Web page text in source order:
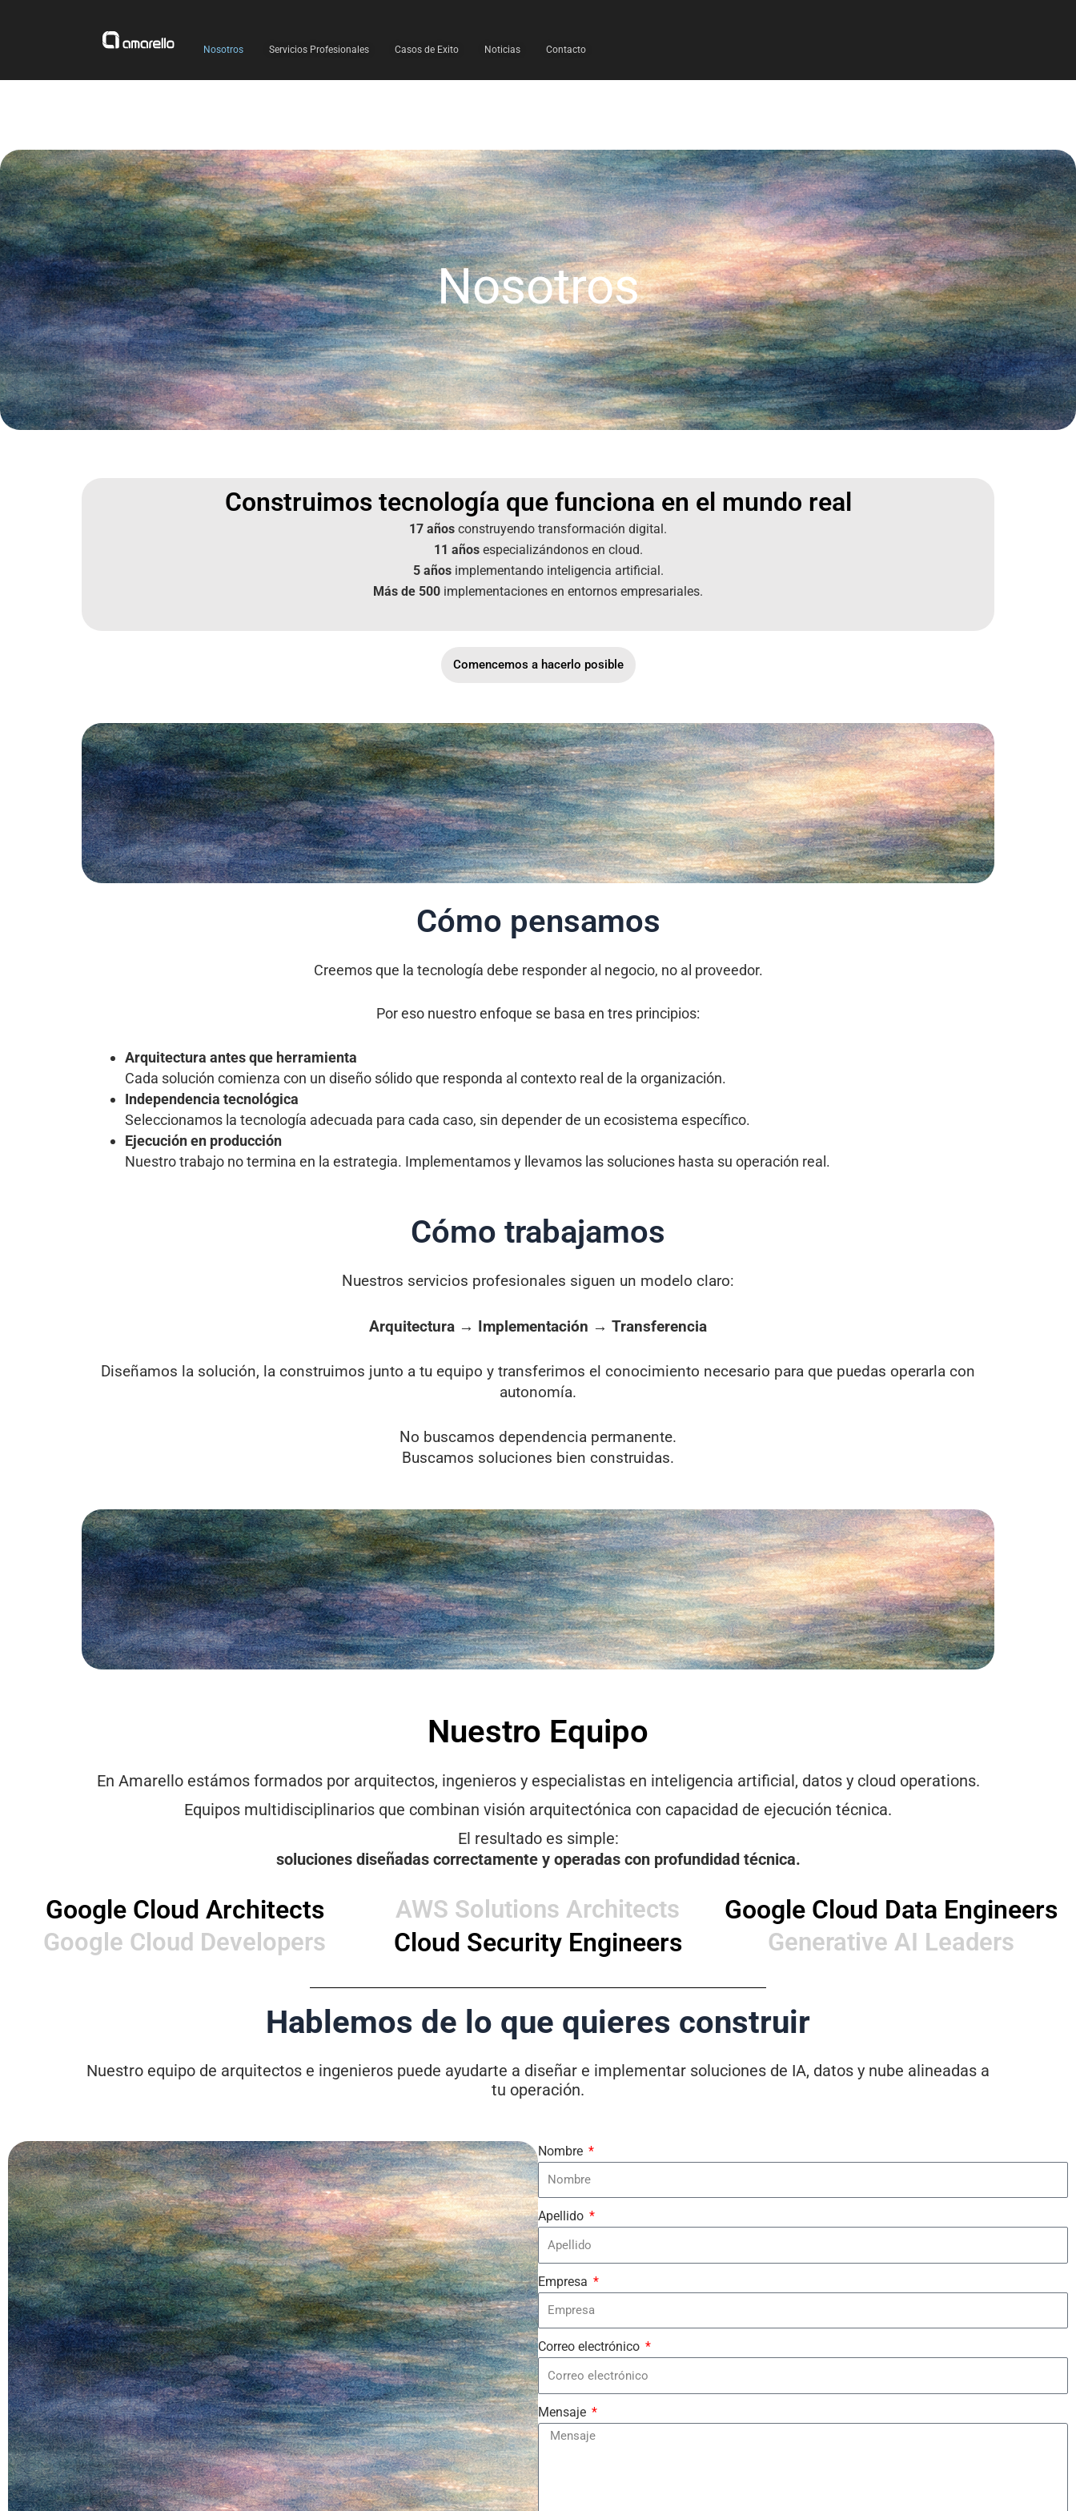
Nosotros Servicios Profesionales Casos de Exito Noticias Contacto
Nosotros
Construimos tecnología que funciona en el mundo real
17 años construyendo transformación digital.
11 añosespecializándonos en cloud.
5 añosimplementando inteligencia artificial.
Más de 500 implementaciones en entornos empresariales.
Comencemos a hacerlo posible
Cómo pensamos
Creemos que la tecnología debe responder al negocio, no al proveedor.
Por eso nuestro enfoque se basa en tres principios:
Arquitectura antes que herramienta
Cada solución comienza con un diseño sólido que responda al contexto real de la organización.
Independencia tecnológica
Seleccionamos la tecnología adecuada para cada caso, sin depender de un ecosistema específico.
Ejecución en producción
Nuestro trabajo no termina en la estrategia. Implementamos y llevamos las soluciones hasta su operación real.
Cómo trabajamos
Nuestros servicios profesionales siguen un modelo claro:
Arquitectura → Implementación → Transferencia
Diseñamos la solución, la construimos junto a tu equipo y transferimos el conocimiento necesario para que puedas operarla con
autonomía.
No buscamos dependencia permanente.
Buscamos soluciones bien construidas.
Nuestro Equipo
En Amarello estámos formados por arquitectos, ingenieros y especialistas en inteligencia artificial, datos y cloud operations.
Equipos multidisciplinarios que combinan visión arquitectónica con capacidad de ejecución técnica.
El resultado es simple:
soluciones diseñadas correctamente y operadas con profundidad técnica.
Google Cloud Architects AWS Solutions Architects Google Cloud Data Engineers
Google Cloud Developers Cloud Security Engineers Generative AI Leaders
Hablemos de lo que quieres construir
Nuestro equipo de arquitectos e ingenieros puede ayudarte a diseñar e implementar soluciones de IA, datos y nube alineadas a
tu operación.
Nombre
Apellido
Empresa
Correo electrónico
Mensaje